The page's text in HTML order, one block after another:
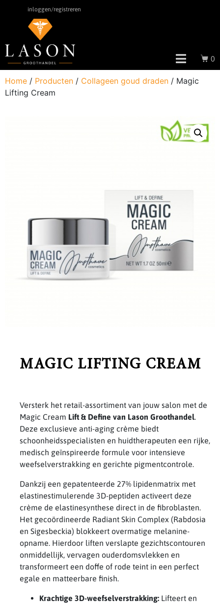
inloggen/registreren
0
Home / Producten / Collageen goud draden / Magic
Lifting Cream
MAGIC LIFTING CREAM
Versterk het retail-assortiment van jouw salon met de
Magic Cream Lift & Define van Lason Groothandel.
Deze exclusieve anti-aging crème biedt
schoonheidsspecialisten en huidtherapeuten een rijke,
medisch geïnspireerde formule voor intensieve
weefselverstrakking en gerichte pigmentcontrole.
Dankzij een gepatenteerde 27% lipidenmatrix met
elastinestimulerende 3D-peptiden activeert deze
crème de elastinesynthese direct in de fibroblasten.
Het gecoördineerde Radiant Skin Complex (Rabdosia
en Sigesbeckia) blokkeert overmatige melanine-
opname. Hierdoor liften verslapte gezichtscontouren
onmiddellijk, vervagen ouderdomsvlekken en
transformeert een doffe of rode teint in een perfect
egale en matteerbare finish.
Krachtige 3D-weefselverstrakking: Lifteert en